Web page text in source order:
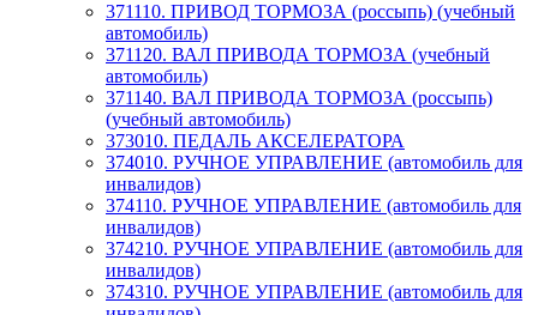
371110. ПРИВОД ТОРМОЗА (россыпь) (учебный
автомобиль)
371120. ВАЛ ПРИВОДА ТОРМОЗА (учебный
автомобиль)
371140. ВАЛ ПРИВОДА ТОРМОЗА (россыпь)
(учебный автомобиль)
373010. ПЕДАЛЬ АКСЕЛЕРАТОРА
374010. РУЧНОЕ УПРАВЛЕНИЕ (автомобиль для
инвалидов)
374110. РУЧНОЕ УПРАВЛЕНИЕ (автомобиль для
инвалидов)
374210. РУЧНОЕ УПРАВЛЕНИЕ (автомобиль для
инвалидов)
374310. РУЧНОЕ УПРАВЛЕНИЕ (автомобиль для